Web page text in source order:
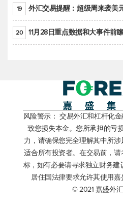
19 外汇交易提醒：超级周来袭美
20 11月28日重点数据和大事件前
风险警示： 交易外汇和杠杆化
致您损失本金。您所承担的亏
力，请确保您完全理解其中所
适合所有投资者。在交易前，
标，如有必要请寻求独立财务
居住国法律要求允许其使用嘉
© 2021 嘉盛外